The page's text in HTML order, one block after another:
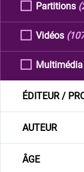
Partitions
Vidéos
Multimédia
ÉDITEUR /
AUTEUR
ÂGE